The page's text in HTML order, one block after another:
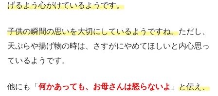
げるよう心がけているようです。
子供の瞬間の思いを大切にしているようですね。ただし、
天ぷらや揚げ物の時は、さすがにやめてほしいと内心思っ
ているようです。
他にも「 何かあっても、お母さんは怒らないよ 」 と伝え、